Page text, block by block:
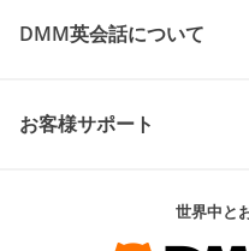
DMM英会話について
お客様サポート
世界中と